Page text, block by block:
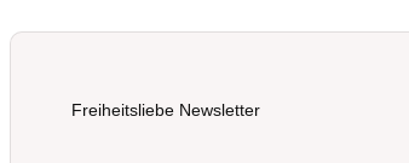
Freiheitsliebe Newsletter